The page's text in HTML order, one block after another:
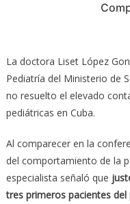
La doctora Liset López
Pediatría del Ministerio de
no resuelto el elevado
pediátricas en Cuba.
Al comparecer en la
del comportamiento de la
especialista señaló que
tres primeros pacientes del